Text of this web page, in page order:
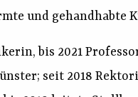
und gehandhabte
bis 2021
seit 2018